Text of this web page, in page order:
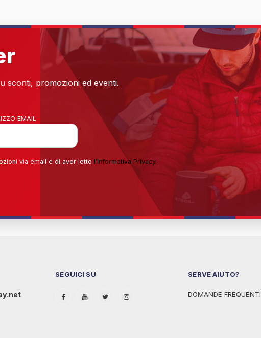
sconti, promozioni ed eventi.
EMAIL
via email e di aver letto l’Informativa Privacy.
SEGUICI SU SERVE AIUTO?
DOMANDE FREQUENTI